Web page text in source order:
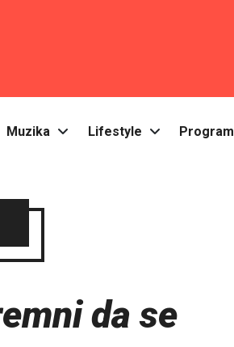
Muzika Lifestyle Program
da se